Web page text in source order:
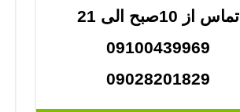
تماس از 10صبح الی 21
09100439969
09028201829